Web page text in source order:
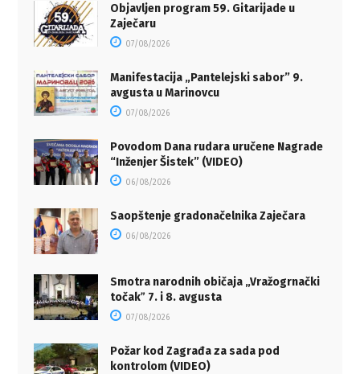
Objavljen program 59. Gitarijade u
Zaječaru
07/08/2026
Manifestacija „Pantelejski sabor” 9.
avgusta u Marinovcu
07/08/2026
Povodom Dana rudara uručene Nagrade
“Inženjer Šistek” (VIDEO)
06/08/2026
Saopštenje gradonačelnika Zaječara
06/08/2026
Smotra narodnih običaja „Vražogrnački
točakˮ 7. i 8. avgusta
07/08/2026
Požar kod Zagrađa za sada pod
kontrolom (VIDEO)